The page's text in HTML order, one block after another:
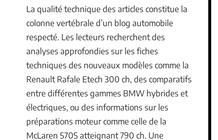
La qualité technique des articles constitue la
colonne vertébrale d’un blog automobile
respecté. Les lecteurs recherchent des
analyses approfondies sur les fiches
techniques des nouveaux modèles comme la
Renault Rafale Etech 300 ch, des comparatifs
entre différentes gammes BMW hybrides et
électriques, ou des informations sur les
préparations moteur comme celle de la
McLaren 570S atteignant 790 ch. Une